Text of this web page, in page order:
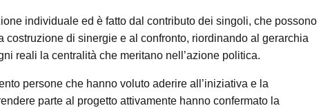
individuale ed è fatto dal contributo dei singoli, che possono
costruzione di sinergie e al confronto, riordinando al gerarchia
reali la centralità che meritano nell’azione politica.
persone che hanno voluto aderire all’iniziativa e la
parte al progetto attivamente hanno confermato la